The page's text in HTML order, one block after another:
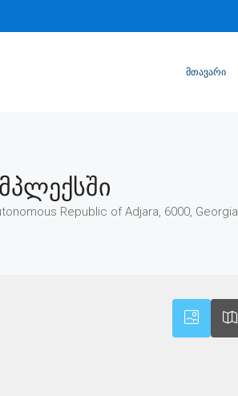
ᲛᲗᲐᲕᲐᲠᲘ
Republic of Adjara, 6000, Georgia